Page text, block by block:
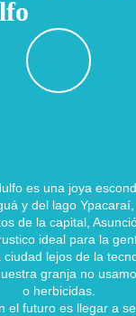
es una joya
y del lago
de la capital,
ideal para la
lejos de la
granja no
o herbicidas.
el futuro es llegar a